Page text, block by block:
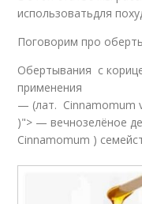
использоватьдля
Поговорим про
Обертывания с
применения
— (лат. Cinnamomum
)"> — вечнозелёное
Cinnamomum )